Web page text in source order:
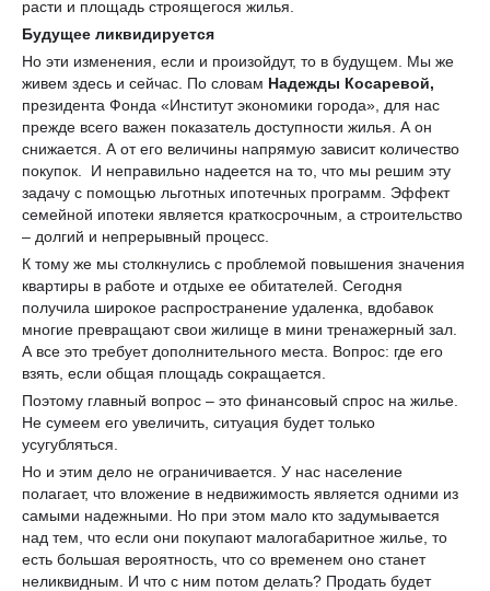
расти и площадь строящегося жилья.
Будущее ликвидируется
Но эти изменения, если и произойдут, то в будущем. Мы же
живем здесь и сейчас. По словам Надежды Косаревой,
президента Фонда «Институт экономики города», для нас
прежде всего важен показатель доступности жилья. А он
снижается. А от его величины напрямую зависит количество
покупок. И неправильно надеется на то, что мы решим эту
задачу с помощью льготных ипотечных программ. Эффект
семейной ипотеки является краткосрочным, а строительство
– долгий и непрерывный процесс.
К тому же мы столкнулись с проблемой повышения значения
квартиры в работе и отдыхе ее обитателей. Сегодня
получила широкое распространение удаленка, вдобавок
многие превращают свои жилище в мини тренажерный зал.
А все это требует дополнительного места. Вопрос: где его
взять, если общая площадь сокращается.
Поэтому главный вопрос – это финансовый спрос на жилье.
Не сумеем его увеличить, ситуация будет только
усугубляться.
Но и этим дело не ограничивается. У нас население
полагает, что вложение в недвижимость является одними из
самыми надежными. Но при этом мало кто задумывается
над тем, что если они покупают малогабаритное жилье, то
есть большая вероятность, что со временем оно станет
неликвидным. И что с ним потом делать? Продать будет